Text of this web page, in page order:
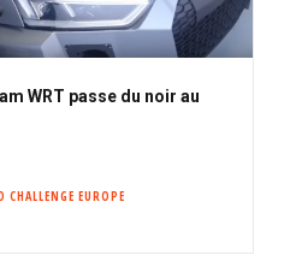
WRT passe du noir au
CHALLENGE EUROPE